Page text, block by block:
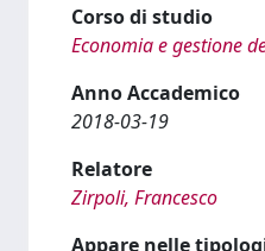
Corso di studio
Economia e gestione
Anno Accademico
2018-03-19
Relatore
Zirpoli, Francesco
Appare nelle